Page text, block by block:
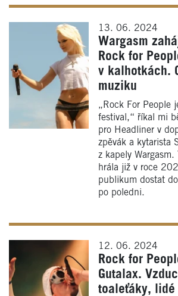
13. 06. 2024
Wargasm
Rock for
v kalhotkách.
muziku
„Rock For People
festival,“ říkal mi
pro Headliner v
zpěvák a kytarista
z kapely
hrála již v roce
publikum dostat
po poledni.
12. 06. 2024
Rock for
Gutalax.
toaleťáky, lidé